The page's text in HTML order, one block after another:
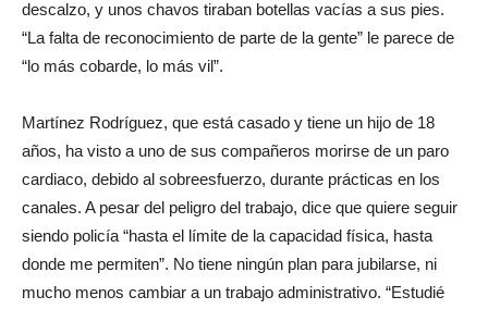
descalzo, y unos chavos tiraban botellas vacías a sus pies.
“La falta de reconocimiento de parte de la gente” le parece de
“lo más cobarde, lo más vil”.
Martínez Rodríguez, que está casado y tiene un hijo de 18
años, ha visto a uno de sus compañeros morirse de un paro
cardiaco, debido al sobreesfuerzo, durante prácticas en los
canales. A pesar del peligro del trabajo, dice que quiere seguir
siendo policía “hasta el límite de la capacidad física, hasta
donde me permiten”. No tiene ningún plan para jubilarse, ni
mucho menos cambiar a un trabajo administrativo. “Estudié